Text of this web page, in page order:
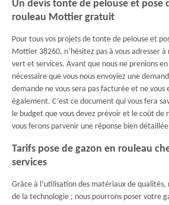
Un devis tonte de pelouse et pose
rouleau Mottier gratuit
Pour tous vos projets de tonte de pelouse et
Mottier 38260, n’hésitez pas à vous adresser
vert et services. Avant que nous ne prenions
nécessaire que vous nous envoyiez une
demande ne vous sera pas facturée et ne vous
également. C’est ce document qui vous fera
le budget que vous devez prévoir et le coût
vous ferons parvenir une réponse bien
Tarifs pose de gazon en rouleau
services
Grâce à l’utilisation des matériaux de
de la technologie ; nous pourrons poser votre